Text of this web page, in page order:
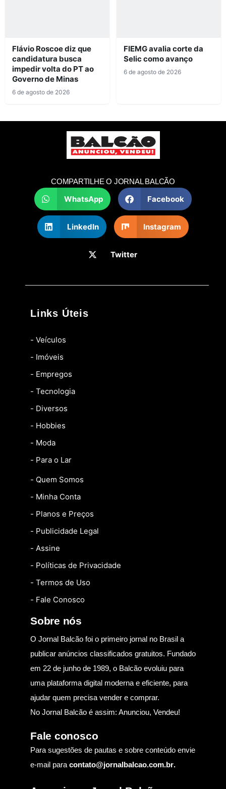
Flávio Roscoe diz que
candidatura busca
impedir volta do PT ao
Governo de Minas
6 de agosto de 2026
FIEMG avalia corte da
Selic como avanço
6 de agosto de 2026
COMPARTILHE O JORNAL BALCÃO
WhatsApp Facebook
LinkedIn Instagram
Twitter
Links Úteis
- Veículos
- Imóveis
- Empregos
- Tecnologia
- Diversos
- Hobbies
- Moda
- Para o Lar
- Quem Somos
- Minha Conta
- Planos e Preços
- Publicidade Legal
- Assine
- Políticas de Privacidade
- Termos de Uso
- Fale Conosco
Sobre nós
O Jornal Balcão foi o primeiro jornal no Brasil a
publicar anúncios classificados gratuitos. Fundado
em 22 de junho de 1989, o Balcão evoluiu para
uma plataforma digital moderna e eficiente, para
ajudar quem precisa vender e comprar.
No Jornal Balcão é assim: Anunciou, Vendeu!
Fale conosco
Para sugestões de pautas e sobre conteúdo envie
e-mail para contato@jornalbalcao.com.br.